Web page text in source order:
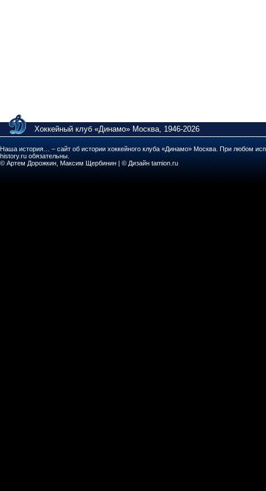
Хоккейный клуб «Динамо» Москва, 1946-2026
Наша история… – сайт об истории хоккейного клуба «Динамо» Москва. При любом
history.ru обязательны.
© Артем Дорожкин, Максим Щербинин | © Дизайн tamion.ru